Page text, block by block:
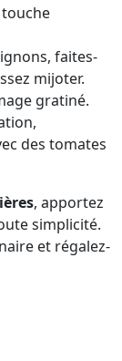
faites-
mijoter.
gratiné.
des tomates
, apportez
simplicité.
et régalez-